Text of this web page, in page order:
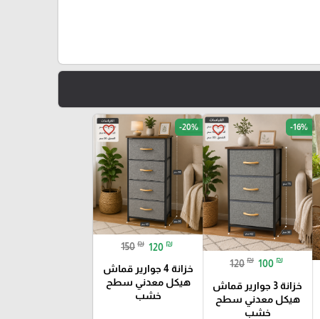
favorite_border -16%
120 ₪ 100 ₪
خزانة 3 جوارير قماش
هيكل معدني سطح
خشب
favorite_border -20%
150 ₪ 120 ₪
خزانة 4 جوارير قماش
هيكل معدني سطح
خشب